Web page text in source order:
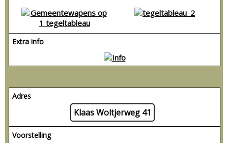
Extra info
Adres
Klaas Woltjerweg 41
Voorstelling